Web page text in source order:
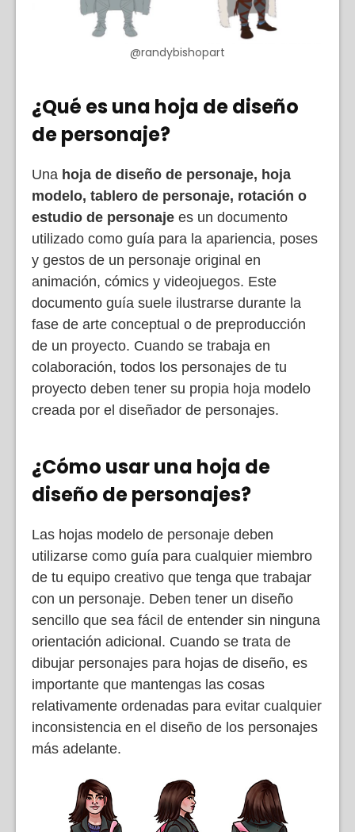
@randybishopart
¿Qué es una hoja de diseño
de personaje?
Una hoja de diseño de personaje, hoja
modelo, tablero de personaje, rotación o
estudio de personaje es un documento
utilizado como guía para la apariencia, poses
y gestos de un personaje original en
animación, cómics y videojuegos. Este
documento guía suele ilustrarse durante la
fase de arte conceptual o de preproducción
de un proyecto. Cuando se trabaja en
colaboración, todos los personajes de tu
proyecto deben tener su propia hoja modelo
creada por el diseñador de personajes.
¿Cómo usar una hoja de
diseño de personajes?
Las hojas modelo de personaje deben
utilizarse como guía para cualquier miembro
de tu equipo creativo que tenga que trabajar
con un personaje. Deben tener un diseño
sencillo que sea fácil de entender sin ninguna
orientación adicional. Cuando se trata de
dibujar personajes para hojas de diseño, es
importante que mantengas las cosas
relativamente ordenadas para evitar cualquier
inconsistencia en el diseño de los personajes
más adelante.